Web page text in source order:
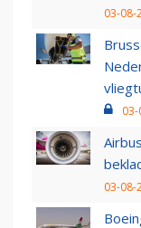
03-08-
03-
03-08-